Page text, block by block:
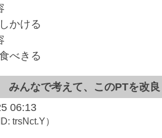
かける
べきる
みんなで考えて、このPTを改
06:13
ID: trsNct.Y）